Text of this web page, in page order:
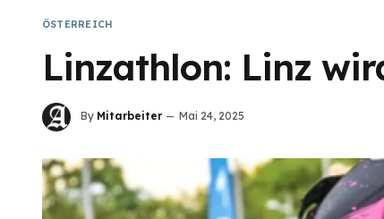
ÖSTERREICH
Linzathlon: Linz
By Mitarbeiter Mai 24, 2025